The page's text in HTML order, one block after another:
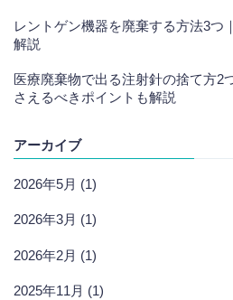
レントゲン機器を廃棄する方法3つ
解説
医療廃棄物で出る注射針の捨て方2
さえるべきポイントも解説
アーカイブ
2026年5月 (1)
2026年3月 (1)
2026年2月 (1)
2025年11月 (1)